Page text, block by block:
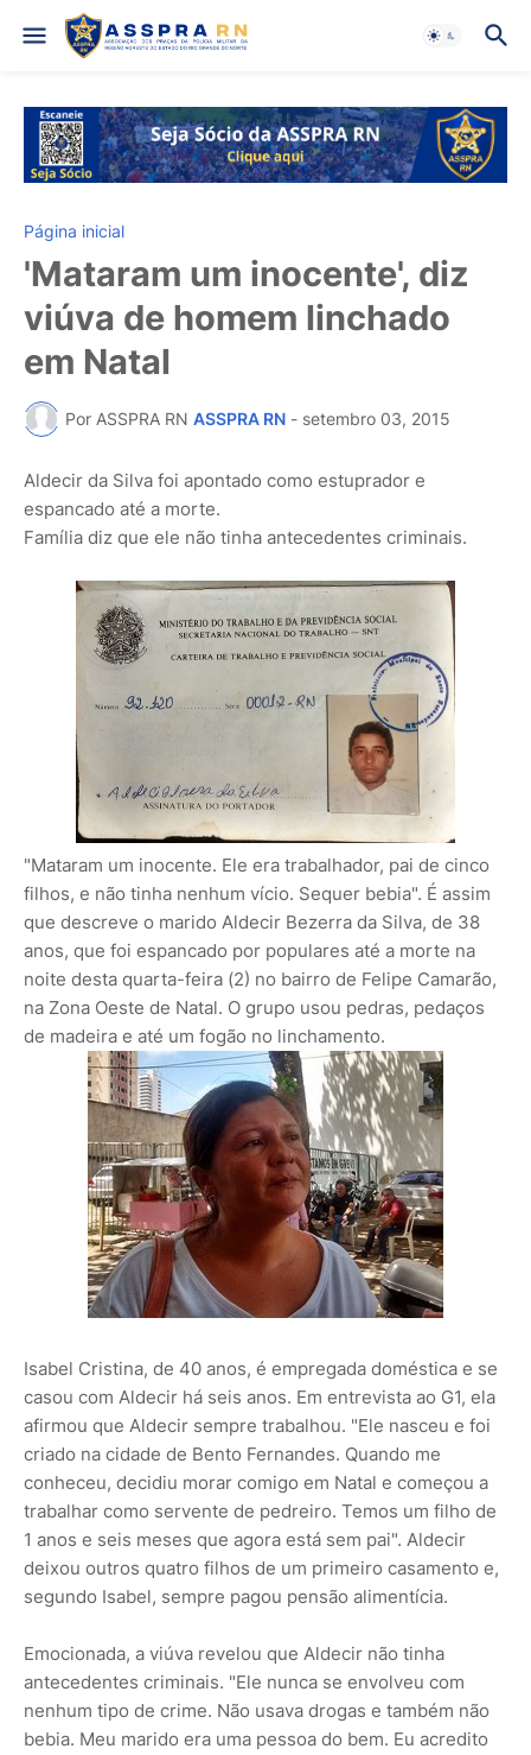
Página inicial
'Mataram um inocente', diz
viúva de homem linchado
em Natal
Por ASSPRA RN ASSPRA RN - setembro 03, 2015
Aldecir da Silva foi apontado como estuprador e
espancado até a morte.
Família diz que ele não tinha antecedentes criminais.
"Mataram um inocente. Ele era trabalhador, pai de cinco
filhos, e não tinha nenhum vício. Sequer bebia". É assim
que descreve o marido Aldecir Bezerra da Silva, de 38
anos, que foi espancado por populares até a morte na
noite desta quarta-feira (2) no bairro de Felipe Camarão,
na Zona Oeste de Natal. O grupo usou pedras, pedaços
de madeira e até um fogão no linchamento.
Isabel Cristina, de 40 anos, é empregada doméstica e se
casou com Aldecir há seis anos. Em entrevista ao G1, ela
afirmou que Aldecir sempre trabalhou. "Ele nasceu e foi
criado na cidade de Bento Fernandes. Quando me
conheceu, decidiu morar comigo em Natal e começou a
trabalhar como servente de pedreiro. Temos um filho de
1 anos e seis meses que agora está sem pai". Aldecir
deixou outros quatro filhos de um primeiro casamento e,
segundo Isabel, sempre pagou pensão alimentícia.
Emocionada, a viúva revelou que Aldecir não tinha
antecedentes criminais. "Ele nunca se envolveu com
nenhum tipo de crime. Não usava drogas e também não
bebia. Meu marido era uma pessoa do bem. Eu acredito